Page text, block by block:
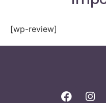
[wp-review]